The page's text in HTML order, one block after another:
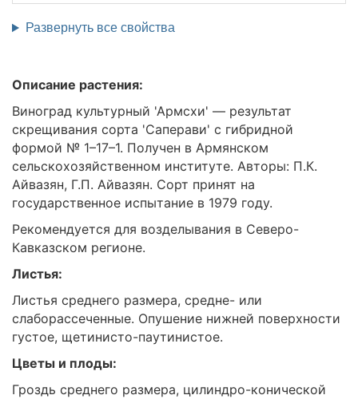
Развернуть все свойства
Описание растения:
Виноград культурный 'Армсхи' — результат
скрещивания сорта 'Саперави' с гибридной
формой № 1–17–1. Получен в Армянском
сельскохозяйственном институте. Авторы: П.К.
Айвазян, Г.П. Айвазян. Сорт принят на
государственное испытание в 1979 году.
Рекомендуется для возделывания в Северо-
Кавказском регионе.
Листья:
Листья среднего размера, средне- или
слаборассеченные. Опушение нижней поверхности
густое, щетинисто-паутинистое.
Цветы и плоды:
Гроздь среднего размера, цилиндро-конической